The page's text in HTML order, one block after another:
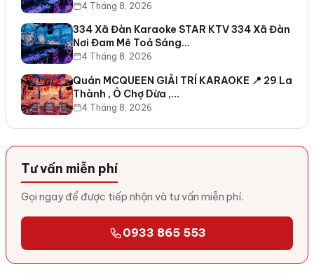
4 Tháng 8, 2026
334 Xã Đàn Karaoke STAR KTV 334 Xã Đàn
Nơi Đam Mê Toả Sáng…
4 Tháng 8, 2026
Quán MCQUEEN GIẢI TRÍ KARAOKE 📍 29 La
Thành , Ô Chợ Dừa ,…
4 Tháng 8, 2026
Tư vấn miễn phí
Gọi ngay để được tiếp nhận và tư vấn miễn phí.
0933 865 553